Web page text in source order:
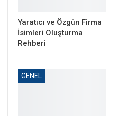
Yaratıcı ve Özgün Firma
İsimleri Oluşturma
Rehberi
GENEL